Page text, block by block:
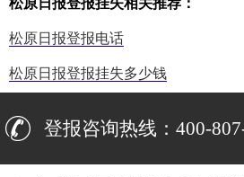
松原日报登报挂失相关推荐：
松原日报登报电话
松原日报登报挂失多少钱
登报咨询热线：400-